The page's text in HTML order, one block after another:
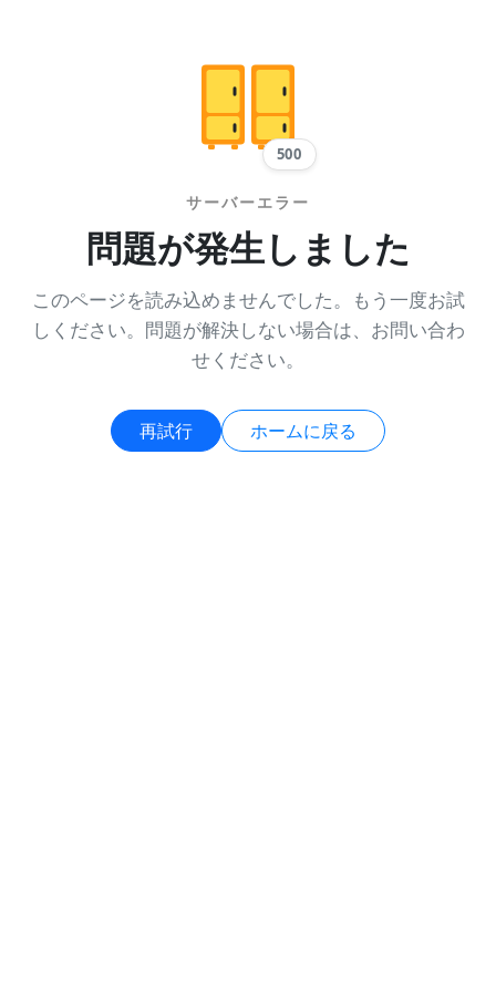
500
サーバーエラー
問題が発生しました
このページを読み込めませんでした。もう一度お試
しください。問題が解決しない場合は、お問い合わ
せください。
再試行 ホームに戻る